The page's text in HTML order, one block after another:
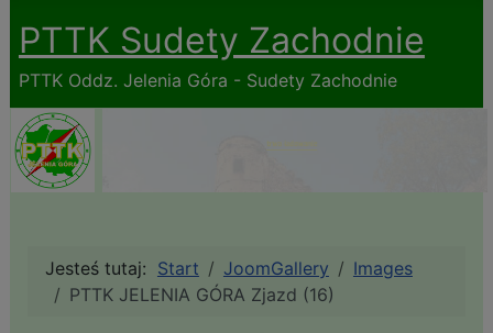
PTTK Sudety Zachodnie
PTTK Oddz. Jelenia Góra - Sudety Zachodnie
Jesteś tutaj: Start JoomGallery
Images
PTTK JELENIA GÓRA Zjazd (16)